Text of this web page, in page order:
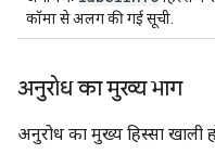
कॉमा से अलग की गई सूची.
अनुरोध का मुख्य भाग
अनुरोध का मुख्य हिस्सा खाली